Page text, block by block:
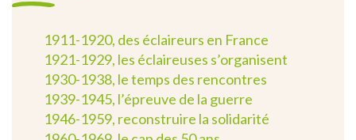
1911-1920, des éclaireurs en France
1921-1929, les éclaireuses s’organisent
1930-1938, le temps des rencontres
1939-1945, l’épreuve de la guerre
1946-1959, reconstruire la solidarité